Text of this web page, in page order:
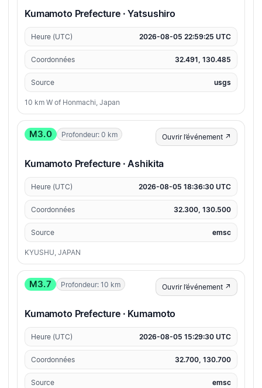
Kumamoto Prefecture · Yatsushiro
Heure (UTC) 2026-08-05 22:59:25 UTC
Coordonnées 32.491, 130.485
Source usgs
10 km W of Honmachi, Japan
M3.0 Profondeur: 0 km Ouvrir l’événement ↗
Kumamoto Prefecture · Ashikita
Heure (UTC) 2026-08-05 18:36:30 UTC
Coordonnées 32.300, 130.500
Source emsc
KYUSHU, JAPAN
M3.7 Profondeur: 10 km Ouvrir l’événement ↗
Kumamoto Prefecture · Kumamoto
Heure (UTC) 2026-08-05 15:29:30 UTC
Coordonnées 32.700, 130.700
Source emsc